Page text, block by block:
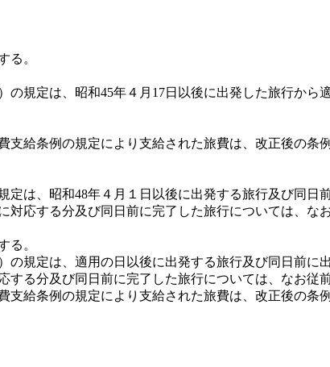
る。
規定は、昭和45年４月17日以後に出発した旅行から
給条例の規定により支給された旅費は、改正後の条
は、昭和48年４月１日以後に出発する旅行及び同日
応する分及び同日前に完了した旅行については、な
る。
規定は、適用の日以後に出発する旅行及び同日前に
る分及び同日前に完了した旅行については、なお従
給条例の規定により支給された旅費は、改正後の条